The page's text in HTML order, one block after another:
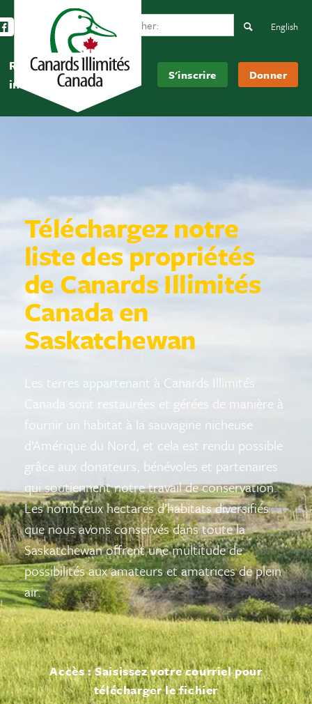
Rester
informé
À
propos
S'inscrire Donner
nous sur Instagram
Suivez-nous sur Facebook
Inscrivez-vous sur YouTube
Suivez-nous sur LinkedIn
Search Ducks Unlimited CanadaSearch
English
Téléchargez notre
liste des propriétés
de Canards Illimités
Canada en
Saskatchewan
Les terres appartenant à Canards Illimités
Canada sont restaurées et gérées de manière à
fournir un habitat à la sauvagine nicheuse
d’Amérique du Nord, et cela est rendu possible
grâce aux donateurs, bénévoles et partenaires
qui soutiennent notre travail de conservation.
Les nombreux hectares d’habitats diversifiés
que nous avons conservés dans toute la
Saskatchewan offrent une multitude de
possibilités aux amateurs et amatrices de plein
air.
Accès : Saisissez votre courriel pour
télécharger le fichier